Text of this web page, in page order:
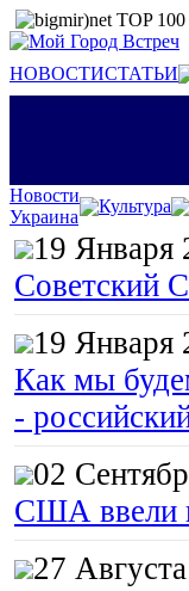
НОВОСТИСТАТЬИ
Новости
Украина
Культура
19 Января
Советский
19 Января
Как мы
-
02
США ввели
27